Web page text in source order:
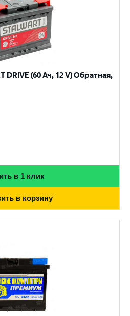
DRIVE (60 Ач, 12 V) Обратная,
в 1 клик
в корзину